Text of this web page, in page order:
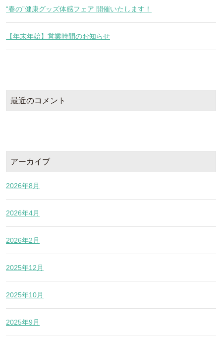
“春の”健康グッズ体感フェア 開催いたします！
【年末年始】営業時間のお知らせ
最近のコメント
アーカイブ
2026年8月
2026年4月
2026年2月
2025年12月
2025年10月
2025年9月